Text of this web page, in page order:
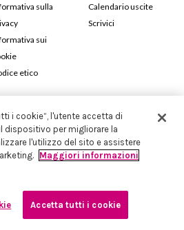
sulla
sui
etico
Calendario uscite
Scrivici
05946780151 - Capitale Sociale 258.250 €
imprese nr.198004 e REA nr.1051898
i cookie”, l'utente accetta di
dispositivo per migliorare la
l'utilizzo del sito e assistere
Maggiori informazioni
Accetta tutti i cookie